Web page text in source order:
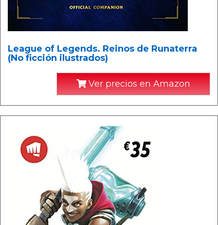
League of Legends. Reinos de Runaterra
(No ficción ilustrados)
Ver precios en Amazon